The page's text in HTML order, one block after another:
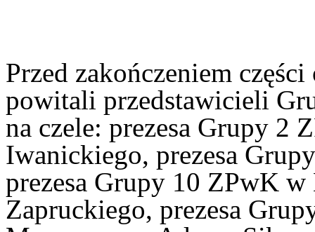
Przed zakończeniem
powitali przedstawicieli
na czele: prezesa Grupy 2
Iwanickiego, prezesa
prezesa Grupy 10 ZPwK
Zapruckiego, prezesa